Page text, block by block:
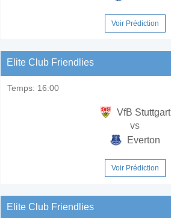
Voir Prédiction
Elite Club Friendlies
Temps: 16:00
VfB Stuttgart
vs
Everton
Voir Prédiction
Elite Club Friendlies